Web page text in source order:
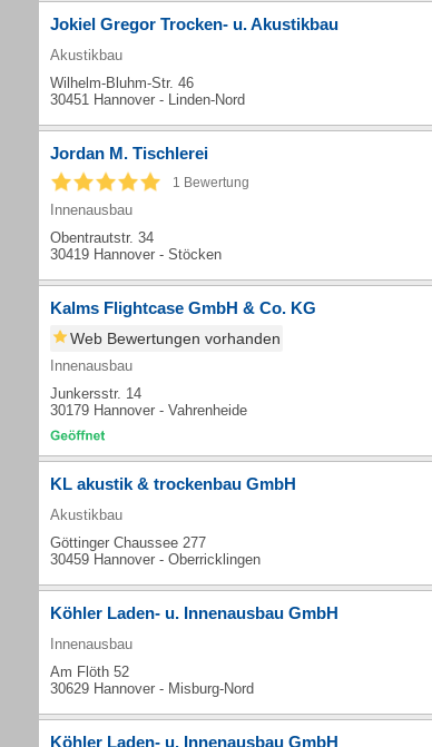
Jokiel Gregor Trocken- u. Akustikbau
Akustikbau
Wilhelm-Bluhm-Str. 46
30451 Hannover - Linden-Nord
Jordan M. Tischlerei
1 Bewertung
Innenausbau
Obentrautstr. 34
30419 Hannover - Stöcken
Kalms Flightcase GmbH & Co. KG
Web Bewertungen vorhanden
Innenausbau
Junkersstr. 14
30179 Hannover - Vahrenheide
KL akustik & trockenbau GmbH
Akustikbau
Göttinger Chaussee 277
30459 Hannover - Oberricklingen
Köhler Laden- u. Innenausbau GmbH
Innenausbau
Am Flöth 52
30629 Hannover - Misburg-Nord
Köhler Laden- u. Innenausbau GmbH